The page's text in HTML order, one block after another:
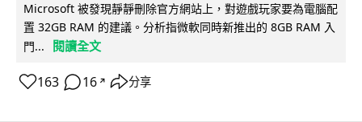
Microsoft 被發現靜靜刪除官方網站上，對遊戲玩家要為電腦配
置 32GB RAM 的建議。分析指微軟同時新推出的 8GB RAM 入
門...
閱讀全文
163 16 ↗ 分享